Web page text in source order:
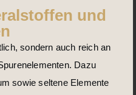
und
sondern auch reich an
Dazu
sowie seltene Elemente